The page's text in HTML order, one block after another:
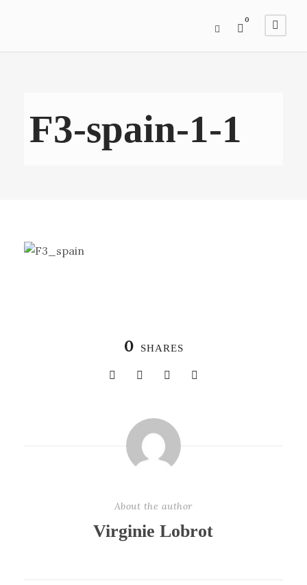
0
F3-spain-1-1
0 SHARES
About the author
Virginie Lobrot